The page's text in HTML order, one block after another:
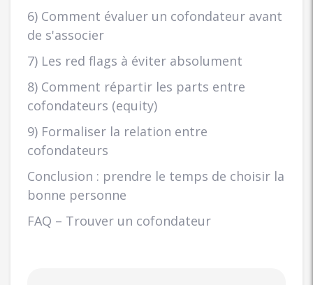
6) Comment évaluer un cofondateur avant
de s'associer
7) Les red flags à éviter absolument
8) Comment répartir les parts entre
cofondateurs (equity)
9) Formaliser la relation entre
cofondateurs
Conclusion : prendre le temps de choisir la
bonne personne
FAQ – Trouver un cofondateur